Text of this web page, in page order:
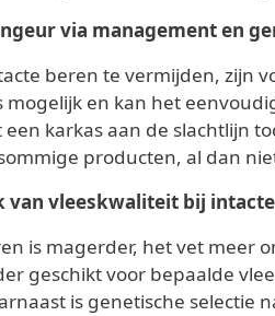
via management en
beren te vermijden, zijn
mogelijk en kan het
karkas aan de slachtlijn
producten, al dan
van vleeskwaliteit bij
is magerder, het vet meer
geschikt voor bepaalde
is genetische